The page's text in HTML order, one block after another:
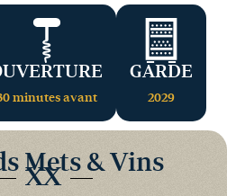
minutes avant
GARDE
2029
Mets & Vins
XX